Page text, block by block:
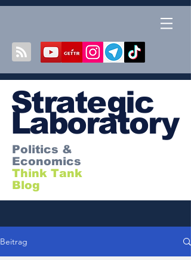
Strategic
Laboratory
Politics &
Economics
Think Tank
Blog
Beitrag